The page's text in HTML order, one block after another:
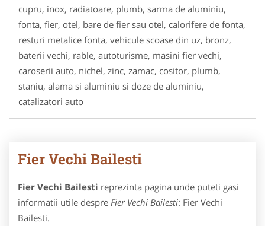
cupru, inox, radiatoare, plumb, sarma de aluminiu,
fonta, fier, otel, bare de fier sau otel, calorifere de fonta,
resturi metalice fonta, vehicule scoase din uz, bronz,
baterii vechi, rable, autoturisme, masini fier vechi,
caroserii auto, nichel, zinc, zamac, cositor, plumb,
staniu, alama si aluminiu si doze de aluminiu,
catalizatori auto
Fier Vechi Bailesti
Fier Vechi Bailesti reprezinta pagina unde puteti gasi
informatii utile despre Fier Vechi Bailesti: Fier Vechi
Bailesti.